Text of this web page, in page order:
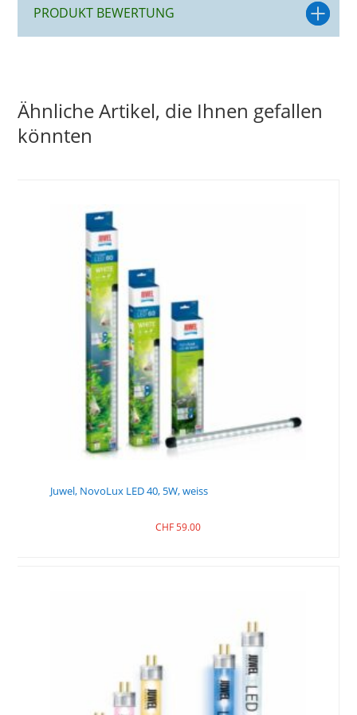
PRODUKT BEWERTUNG
Ähnliche Artikel, die Ihnen gefallen
könnten
Juwel, NovoLux LED 40, 5W, weiss
CHF59.00